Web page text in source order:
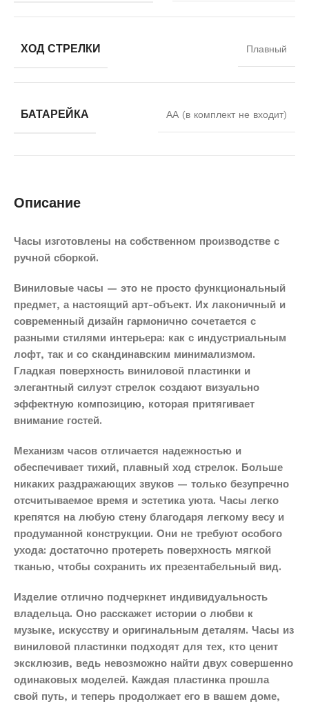
ХОД СТРЕЛКИ Плавный
БАТАРЕЙКА АА (в комплект не входит)
Описание
Часы изготовлены на собственном производстве с
ручной сборкой.
Виниловые часы — это не просто функциональный
предмет, а настоящий арт-объект. Их лаконичный и
современный дизайн гармонично сочетается с
разными стилями интерьера: как с индустриальным
лофт, так и со скандинавским минимализмом.
Гладкая поверхность виниловой пластинки и
элегантный силуэт стрелок создают визуально
эффектную композицию, которая притягивает
внимание гостей.
Механизм часов отличается надежностью и
обеспечивает тихий, плавный ход стрелок. Больше
никаких раздражающих звуков — только безупречно
отсчитываемое время и эстетика уюта. Часы легко
крепятся на любую стену благодаря легкому весу и
продуманной конструкции. Они не требуют особого
ухода: достаточно протереть поверхность мягкой
тканью, чтобы сохранить их презентабельный вид.
Изделие отлично подчеркнет индивидуальность
владельца. Оно расскажет истории о любви к
музыке, искусству и оригинальным деталям. Часы из
виниловой пластинки подходят для тех, кто ценит
эксклюзив, ведь невозможно найти двух совершенно
одинаковых моделей. Каждая пластинка прошла
свой путь, и теперь продолжает его в вашем доме,